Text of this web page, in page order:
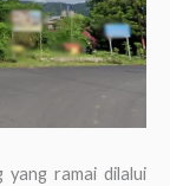
ramai dilalui